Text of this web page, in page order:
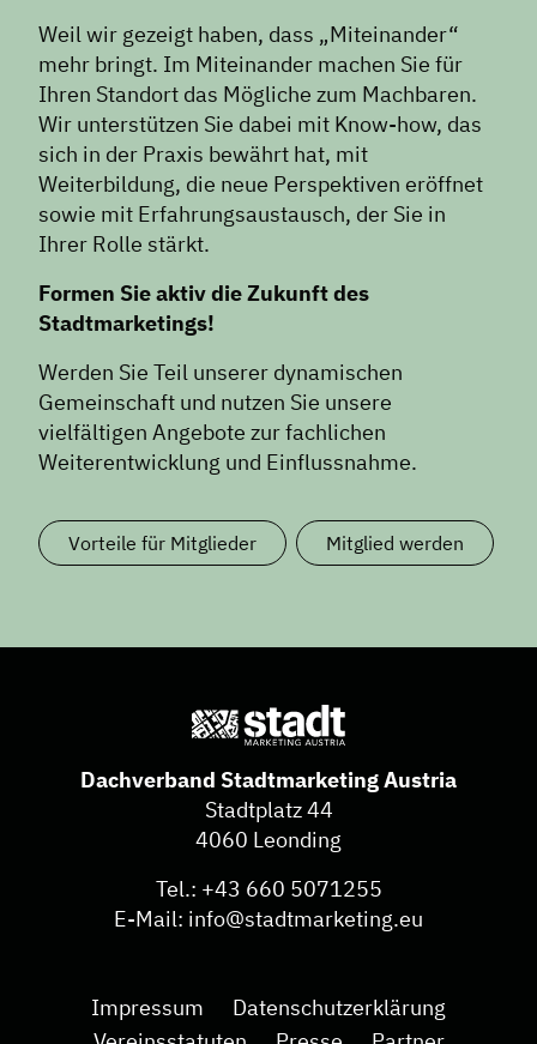
Weil wir gezeigt haben, dass „Miteinander“
mehr bringt. Im Miteinander machen Sie für
Ihren Standort das Mögliche zum Machbaren.
Wir unterstützen Sie dabei mit Know-how, das
sich in der Praxis bewährt hat, mit
Weiterbildung, die neue Perspektiven eröffnet
sowie mit Erfahrungsaustausch, der Sie in
Ihrer Rolle stärkt.
Formen Sie aktiv die Zukunft des
Stadtmarketings!
Werden Sie Teil unserer dynamischen
Gemeinschaft und nutzen Sie unsere
vielfältigen Angebote zur fachlichen
Weiterentwicklung und Einflussnahme.
Vorteile für Mitglieder Mitglied werden
Dachverband Stadtmarketing Austria
Stadtplatz 44
4060 Leonding
Tel.: +43 660 5071255
E-Mail: info@stadtmarketing.eu
Impressum
Datenschutzerklärung